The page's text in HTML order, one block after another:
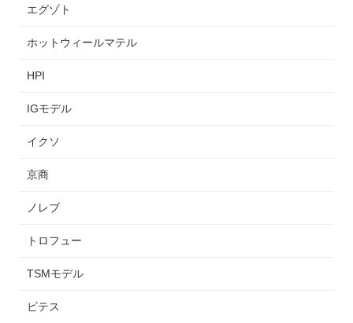
エグゾト
ホットウィールマテル
HPI
IGモデル
イクソ
京商
ノレブ
トロフュー
TSMモデル
ビテス